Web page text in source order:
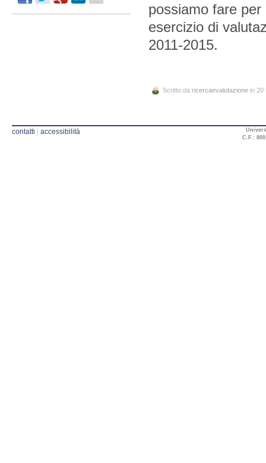
possiamo fare
esercizio di
2011-2015.
Scritto da ricercaevalutazione in 20
contatti | accessibilità
C.F.: